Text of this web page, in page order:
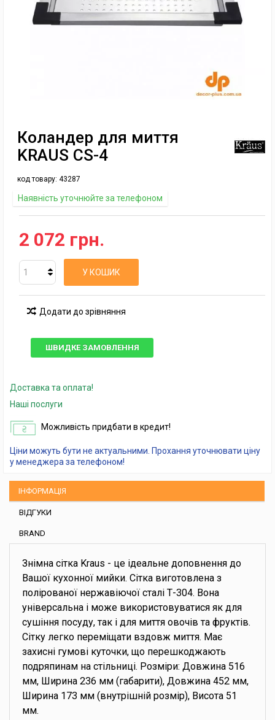
Коландер для миття
KRAUS CS-4
код товару: 43287
Наявність уточнюйте за телефоном
2 072 грн.
У КОШИК
Додати до зрівняння
ШВИДКЕ ЗАМОВЛЕННЯ
Доставка та оплата!
Наші послуги
Можливість придбати в кредит!
Ціни можуть бути не актуальними. Прохання уточнювати ціну
у менеджера за телефоном!
ІНФОРМАЦІЯ
ВІДГУКИ
BRAND
Знімна сітка Kraus - це ідеальне доповнення до
Вашої кухонної мийки. Сітка виготовлена з
полірованої нержавіючої сталі Т-304. Вона
універсальна і може використовуватися як для
сушіння посуду, так і для миття овочів та фруктів.
Сітку легко переміщати вздовж миття. Має
захисні гумові куточки, що перешкоджають
подряпинам на стільниці. Розміри: Довжина 516
мм, Ширина 236 мм (габарити), Довжина 452 мм,
Ширина 173 мм (внутрішній розмір), Висота 51
мм.